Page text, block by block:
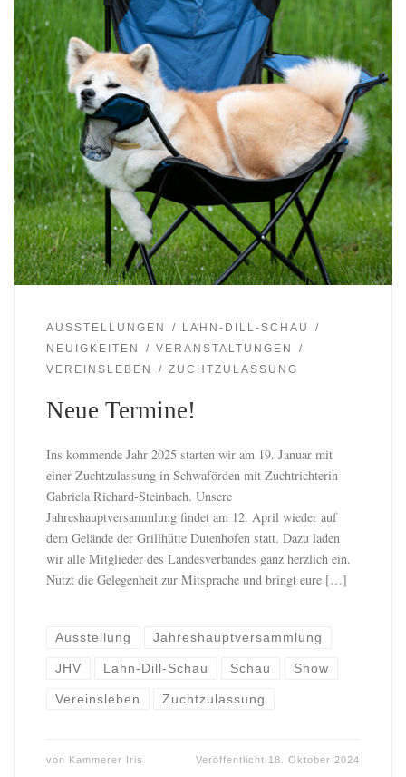
AUSSTELLUNGEN
LAHN-DILL-SCHAU
NEUIGKEITEN
VERANSTALTUNGEN
VEREINSLEBEN
ZUCHTZULASSUNG
Neue Termine!
Ins kommende Jahr 2025 starten wir am 19. Januar mit
einer Zuchtzulassung in Schwaförden mit Zuchtrichterin
Gabriela Richard-Steinbach. Unsere
Jahreshauptversammlung findet am 12. April wieder auf
dem Gelände der Grillhütte Dutenhofen statt. Dazu laden
wir alle Mitglieder des Landesverbandes ganz herzlich ein.
Nutzt die Gelegenheit zur Mitsprache und bringt eure […]
Ausstellung Jahreshauptversammlung
JHV Lahn-Dill-Schau Schau Show
Vereinsleben Zuchtzulassung
von Kammerer Iris Veröffentlicht 18. Oktober 2024